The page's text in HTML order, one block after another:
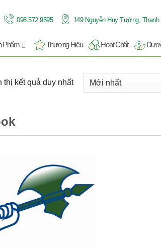
098.572.9595 149 Nguyễn Huy Tưởng, Thanh
Phẩm Thương Hiệu Hoạt Chất
thị kết quả duy nhất